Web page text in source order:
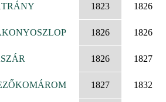
1823 1826
1826 1826
1826 1827
1827 1832